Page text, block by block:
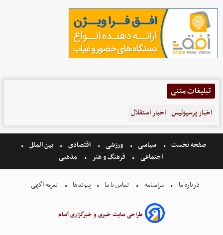
تبلیغات متنی
اخبار پرسپولیس اخبار استقلال
صفحه نخست سیاسی ورزشی اقتصادی
بین الملل
اجتماعی
فرهنگ و هنر مذهبی
درباره ما مرامنامه تماس با ما پیوندها تعرفه اگهی
طراحی سایت خبری و خبرگزاری آسام